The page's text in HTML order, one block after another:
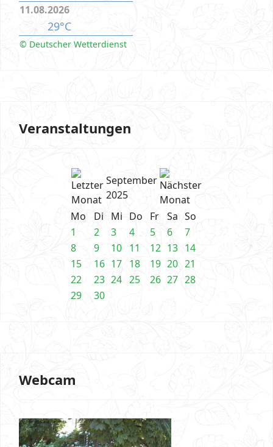
11.08.2026
29°C
© Deutscher Wetterdienst
Veranstaltungen
September
2025
Mo
Di Mi Do Fr Sa So
1
2 3 4 5 6
7
8
9 10 11 12 13 14
15
16 17 18 19 20 21
22
23 24 25 26 27 28
29
30
Webcam